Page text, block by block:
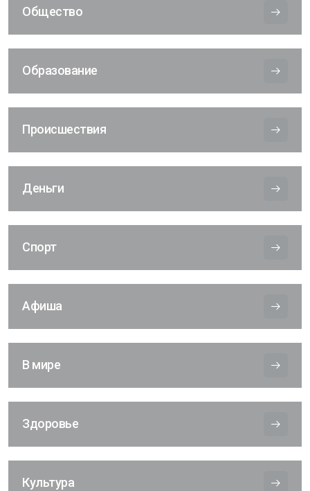
Общество
Образование
Происшествия
Деньги
Спорт
Афиша
В мире
Здоровье
Культура